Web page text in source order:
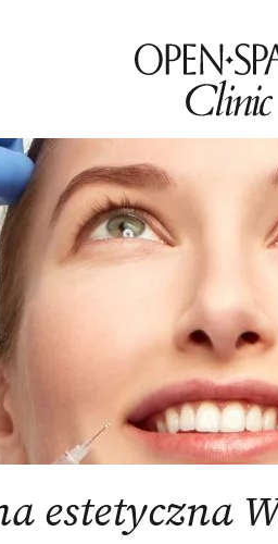
estetyczna